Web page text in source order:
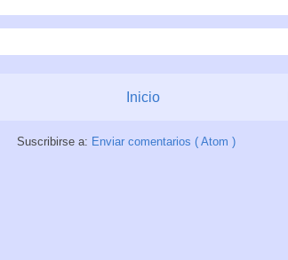
Inicio
Suscribirse a: Enviar comentarios ( Atom )